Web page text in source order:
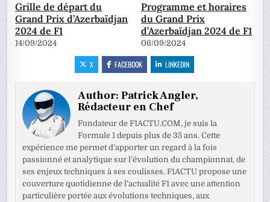
Grille de départ du
Grand Prix d’Azerbaïdjan
2024 de F1
14/09/2024
Programme et horaires
du Grand Prix
d’Azerbaïdjan 2024 de F1
06/09/2024
X FACEBOOK LINKEDIN
Author:Patrick Angler,
Rédacteur en Chef
Fondateur de F1ACTU.COM, je suis la
Formule 1 depuis plus de 35 ans. Cette
expérience me permet d’apporter un regard à la fois
passionné et analytique sur l’évolution du championnat, de
ses enjeux techniques à ses coulisses. F1ACTU propose une
couverture quotidienne de l’actualité F1 avec une attention
particulière portée aux évolutions techniques, aux